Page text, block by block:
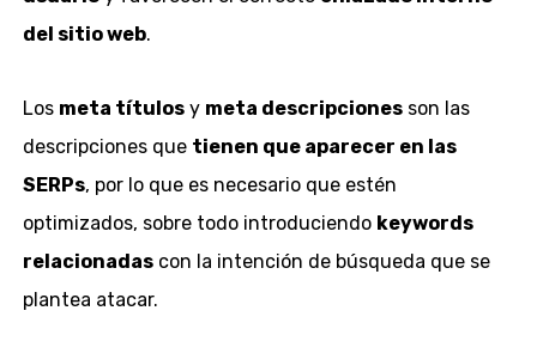
del sitio web.
Los meta títulosy meta descripcionesson las
descripciones que tienen que aparecer en las
SERPs, por lo que es necesario que estén
optimizados, sobre todo introduciendo keywords
relacionadascon la intención de búsqueda que se
plantea atacar.